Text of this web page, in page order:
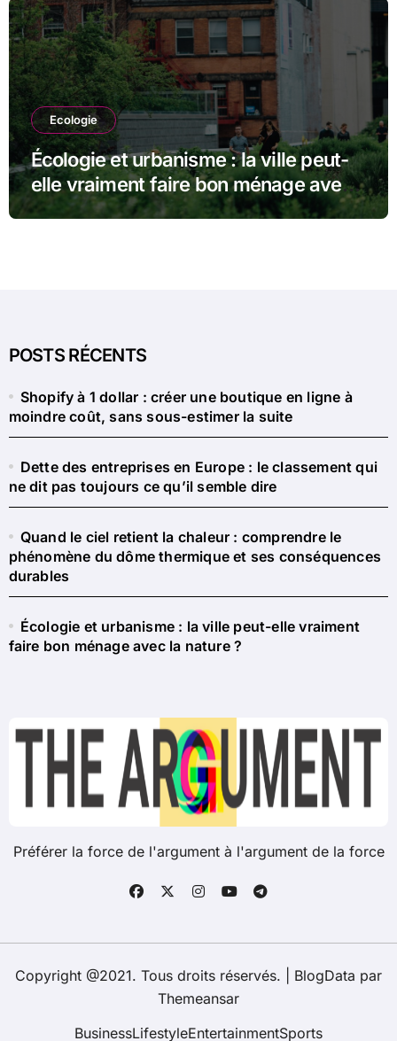
Ecologie
Écologie et urbanisme : la ville peut-
elle vraiment faire bon ménage avec
la nature ?
POSTS RÉCENTS
Shopify à 1 dollar : créer une boutique en ligne à
moindre coût, sans sous-estimer la suite
Dette des entreprises en Europe : le classement qui
ne dit pas toujours ce qu’il semble dire
Quand le ciel retient la chaleur : comprendre le
phénomène du dôme thermique et ses conséquences
durables
Écologie et urbanisme : la ville peut-elle vraiment
faire bon ménage avec la nature ?
Préférer la force de l'argument à l'argument de la force
Copyright @2021. Tous droits réservés. BlogData par
Themeansar
BusinessLifestyleEntertainmentSports